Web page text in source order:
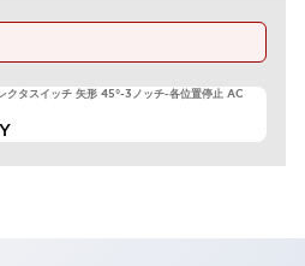
タスイッチ 矢形 45°-3ノッチ-各位置停止 AC